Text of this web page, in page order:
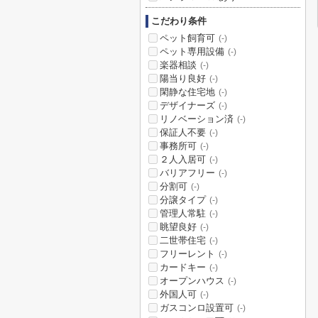
こだわり条件
ペット飼育可 (-)
ペット専用設備 (-)
楽器相談 (-)
陽当り良好 (-)
閑静な住宅地 (-)
デザイナーズ (-)
リノベーション済 (-)
保証人不要 (-)
事務所可 (-)
２人入居可 (-)
バリアフリー (-)
分割可 (-)
分譲タイプ (-)
管理人常駐 (-)
眺望良好 (-)
二世帯住宅 (-)
フリーレント (-)
カードキー (-)
オープンハウス (-)
外国人可 (-)
ガスコンロ設置可 (-)